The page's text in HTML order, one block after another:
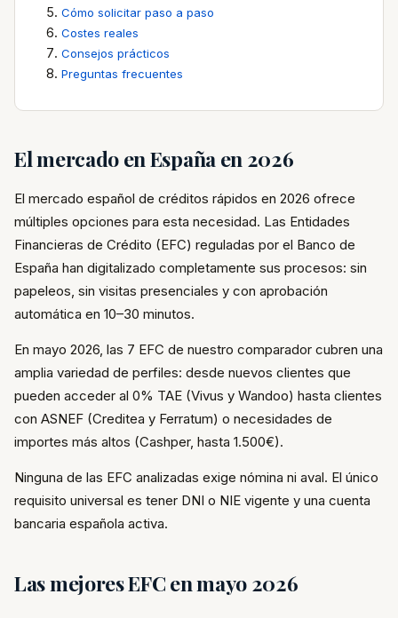
Cómo solicitar paso a paso
Costes reales
Consejos prácticos
Preguntas frecuentes
El mercado en España en 2026
El mercado español de créditos rápidos en 2026 ofrece
múltiples opciones para esta necesidad. Las Entidades
Financieras de Crédito (EFC) reguladas por el Banco de
España han digitalizado completamente sus procesos: sin
papeleos, sin visitas presenciales y con aprobación
automática en 10–30 minutos.
En mayo 2026, las 7 EFC de nuestro comparador cubren una
amplia variedad de perfiles: desde nuevos clientes que
pueden acceder al 0% TAE (Vivus y Wandoo) hasta clientes
con ASNEF (Creditea y Ferratum) o necesidades de
importes más altos (Cashper, hasta 1.500€).
Ninguna de las EFC analizadas exige nómina ni aval. El único
requisito universal es tener DNI o NIE vigente y una cuenta
bancaria española activa.
Las mejores EFC en mayo 2026